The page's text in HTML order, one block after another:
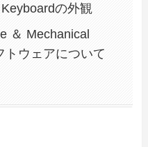
の外観
＆ Mechanical
トウェアについて